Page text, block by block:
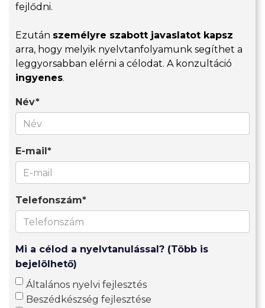
fejlődni.
Ezután személyre szabott javaslatot kapsz
arra, hogy melyik nyelvtanfolyamunk segíthet a
leggyorsabban elérni a célodat. A konzultáció
ingyenes.
Név*
E-mail*
Telefonszám*
Mi a célod a nyelvtanulással? (Több is
bejelölhető)
Általános nyelvi fejlesztés
Beszédkészség fejlesztése